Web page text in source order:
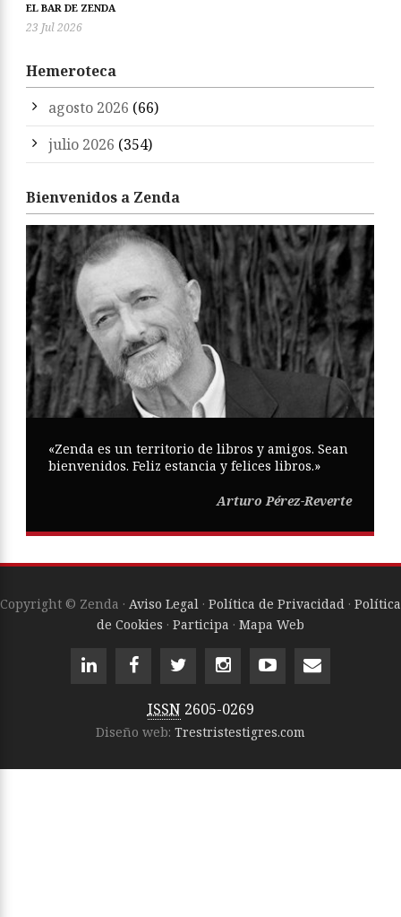
EL BAR DE ZENDA
23 Jul 2026
Hemeroteca
agosto 2026 (66)
julio 2026 (354)
Bienvenidos a Zenda
«Zenda es un territorio de libros y amigos. Sean
bienvenidos. Feliz estancia y felices libros.»
Arturo Pérez-Reverte
Copyright © Zenda · Aviso Legal · Política de Privacidad · Política
de Cookies · Participa · Mapa Web
ISSN 2605-0269
Diseño web: Trestristestigres.com